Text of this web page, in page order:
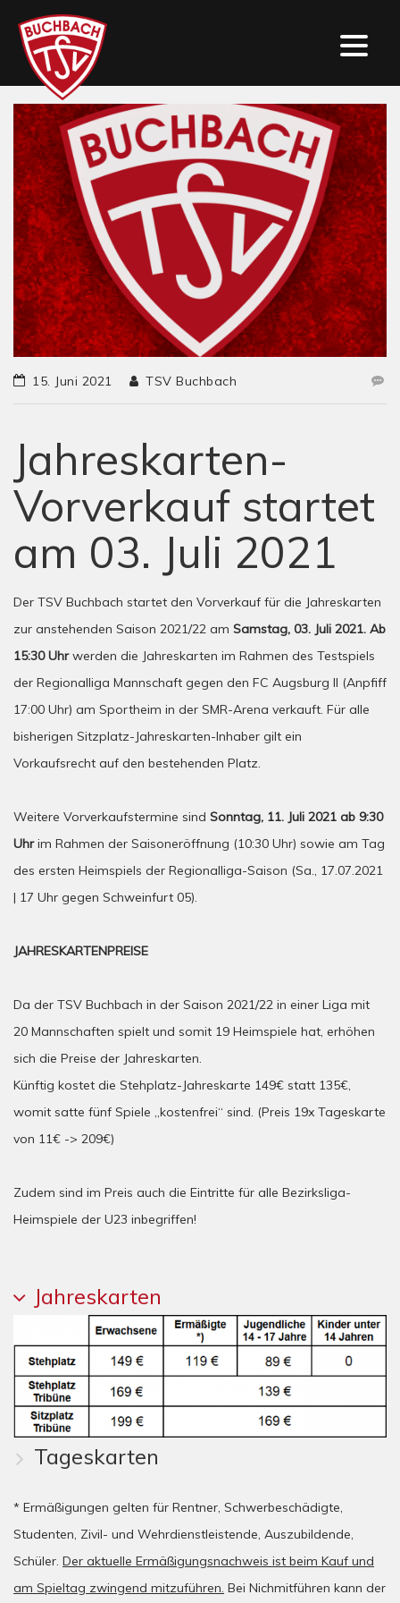
15. Juni 2021 TSV Buchbach
Jahreskarten-
Vorverkauf startet
am 03. Juli 2021
Der TSV Buchbach startet den Vorverkauf für die Jahreskarten
zur anstehenden Saison 2021/22 am Samstag, 03. Juli 2021. Ab
15:30 Uhrwerden die Jahreskarten im Rahmen des Testspiels
der Regionalliga Mannschaft gegen den FC Augsburg II (Anpfiff
17:00 Uhr) am Sportheim in der SMR-Arena verkauft. Für alle
bisherigen Sitzplatz-Jahreskarten-Inhaber gilt ein
Vorkaufsrecht auf den bestehenden Platz.
Weitere Vorverkaufstermine sind Sonntag, 11. Juli 2021 ab 9:30
Uhrim Rahmen der Saisoneröffnung (10:30 Uhr) sowie am Tag
des ersten Heimspiels der Regionalliga-Saison (Sa., 17.07.2021
| 17 Uhr gegen Schweinfurt 05).
JAHRESKARTENPREISE
Da der TSV Buchbach in der Saison 2021/22 in einer Liga mit
20 Mannschaften spielt und somit 19 Heimspiele hat, erhöhen
sich die Preise der Jahreskarten.
Künftig kostet die Stehplatz-Jahreskarte 149€ statt 135€,
womit satte fünf Spiele „kostenfrei“ sind. (Preis 19x Tageskarte
von 11€ -> 209€)
Zudem sind im Preis auch die Eintritte für alle Bezirksliga-
Heimspiele der U23 inbegriffen!
Jahreskarten
Tageskarten
* Ermäßigungen gelten für Rentner, Schwerbeschädigte,
Studenten, Zivil- und Wehrdienstleistende, Auszubildende,
Schüler. Der aktuelle Ermäßigungsnachweis ist beim Kauf und
am Spieltag zwingend mitzuführen. Bei Nichmitführen kann der